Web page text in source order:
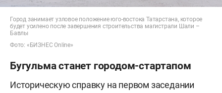
Город занимает узловое положение юго-востока Татарстана, которое
будет усилено после завершения строительства магистрали Шали –
Бавлы
Фото: «БИЗНЕС Online»
Бугульма станет городом-стартапом
Историческую справку на первом заседании